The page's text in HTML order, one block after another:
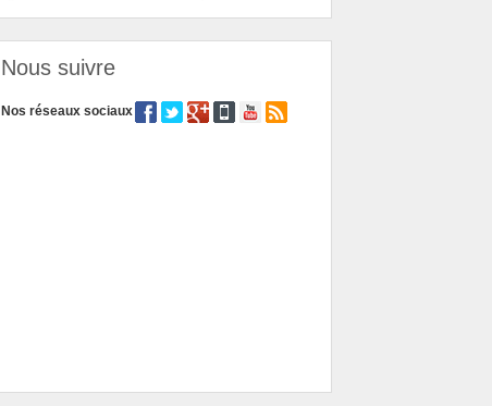
Nous suivre
Nos réseaux sociaux